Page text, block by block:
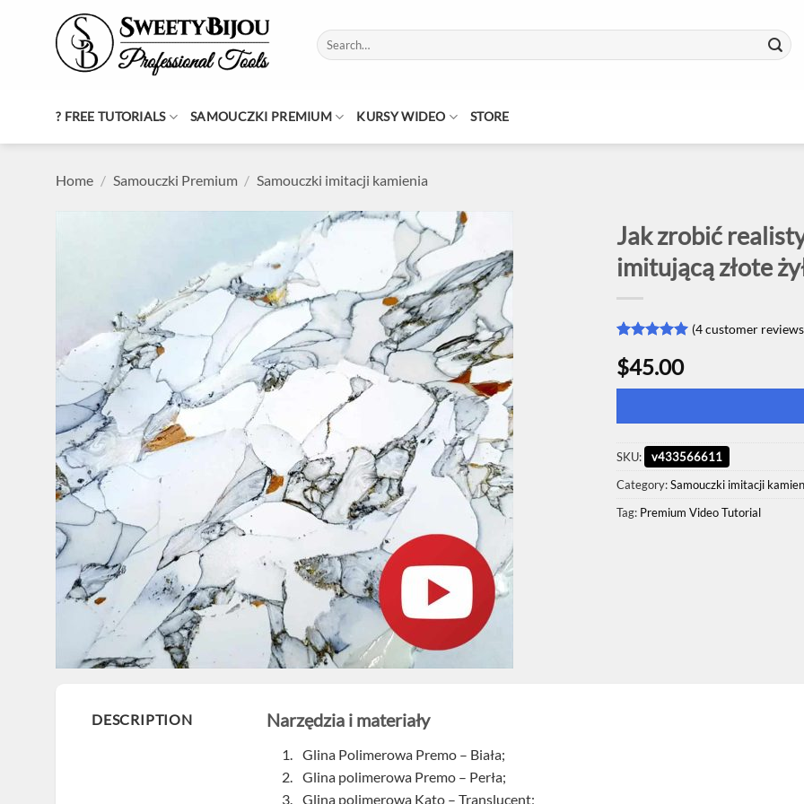
Search
for:
? FREE TUTORIALS SAMOUCZKI PREMIUM KURSY WIDEO STORE
Home / Samouczki Premium / Samouczki imitacji kamienia
Jak zrobić
imitującą złote
out of 5
based on
customer
(4customer
$45.00
SKU:
v433566611
Category:Samouczki imitacji
Tag: Premium Video Tutorial
DESCRIPTION Narzędzia i materiały
Glina Polimerowa Premo – Biała;
Glina polimerowa Premo – Perła;
Glina polimerowa Kato – Translucent;